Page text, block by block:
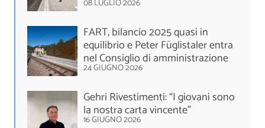
08 LUGLIO 2026
FART, bilancio 2025 quasi in
equilibrio e Peter Füglistaler entra
nel Consiglio di amministrazione
24 GIUGNO 2026
Gehri Rivestimenti: “I giovani sono
la nostra carta vincente”
16 GIUGNO 2026